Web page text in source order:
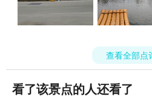
色与描述的不太符合。
查看全部点
看了该景点的人还看了